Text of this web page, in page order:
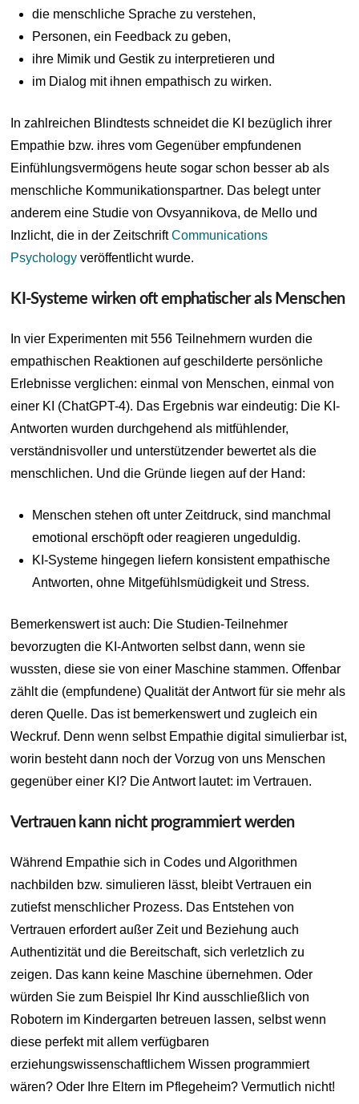
die menschliche Sprache zu verstehen,
Personen, ein Feedback zu geben,
ihre Mimik und Gestik zu interpretieren und
im Dialog mit ihnen empathisch zu wirken.
In zahlreichen Blindtests schneidet die KI bezüglich ihrer
Empathie bzw. ihres vom Gegenüber empfundenen
Einfühlungsvermögens heute sogar schon besser ab als
menschliche Kommunikationspartner. Das belegt unter
anderem eine Studie von Ovsyannikova, de Mello und
Inzlicht, die in der ZeitschriftCommunications
Psychology veröffentlicht wurde.
KI-Systeme wirken oft emphatischer als Menschen
In vier Experimenten mit 556 Teilnehmern wurden die
empathischen Reaktionen auf geschilderte persönliche
Erlebnisse verglichen: einmal von Menschen, einmal von
einer KI (ChatGPT-4). Das Ergebnis war eindeutig: Die KI-
Antworten wurden durchgehend als mitfühlender,
verständnisvoller und unterstützender bewertet als die
menschlichen. Und die Gründe liegen auf der Hand:
Menschen stehen oft unter Zeitdruck, sind manchmal
emotional erschöpft oder reagieren ungeduldig.
KI-Systeme hingegen liefern konsistent empathische
Antworten, ohne Mitgefühlsmüdigkeit und Stress.
Bemerkenswert ist auch: Die Studien-Teilnehmer
bevorzugten die KI-Antworten selbst dann, wenn sie
wussten, diese sie von einer Maschine stammen. Offenbar
zählt die (empfundene) Qualität der Antwort für sie mehr als
deren Quelle. Das ist bemerkenswert und zugleich ein
Weckruf. Denn wenn selbst Empathie digital simulierbar ist,
worin besteht dann noch der Vorzug von uns Menschen
gegenüber einer KI? Die Antwort lautet: im Vertrauen.
Vertrauen kann nicht programmiert werden
Während Empathie sich in Codes und Algorithmen
nachbilden bzw. simulieren lässt, bleibt Vertrauen ein
zutiefst menschlicher Prozess. Das Entstehen von
Vertrauen erfordert außer Zeit und Beziehung auch
Authentizität und die Bereitschaft, sich verletzlich zu
zeigen. Das kann keine Maschine übernehmen. Oder
würden Sie zum Beispiel Ihr Kind ausschließlich von
Robotern im Kindergarten betreuen lassen, selbst wenn
diese perfekt mit allem verfügbaren
erziehungswissenschaftlichem Wissen programmiert
wären? Oder Ihre Eltern im Pflegeheim? Vermutlich nicht!